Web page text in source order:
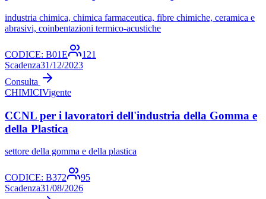
industria chimica, chimica farmaceutica, fibre chimiche, ceramica e
abrasivi, coinbentazioni termico-acustiche
CODICE: B01E
121
Scadenza31/12/2023
Consulta
CHIMICIVigente
CCNL per i lavoratori dell'industria della Gomma e
della Plastica
settore della gomma e della plastica
CODICE: B372
95
Scadenza31/08/2026